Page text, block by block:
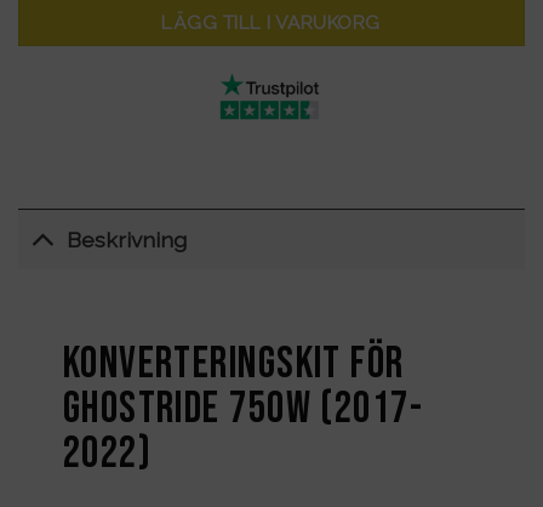
LÄGG TILL I VARUKORG
Beskrivning
Konverteringskit för
Ghostride 750W (2017-
2022)